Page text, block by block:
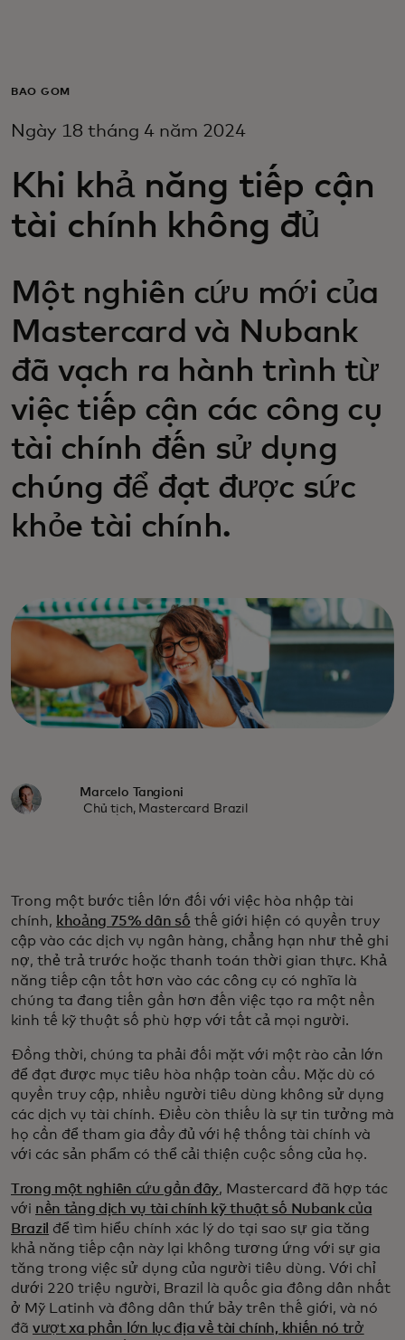
Dành cho doanh nghiệp
Dành cho nhà đổi mới
BAO GỒM
Ngày 18 tháng 4 năm 2024
Khi khả năng tiếp cận
tài chính không đủ
Một nghiên cứu mới của
Mastercard và Nubank
đã vạch ra hành trình từ
việc tiếp cận các công cụ
tài chính đến sử dụng
chúng để đạt được sức
khỏe tài chính.
Marcelo Tangioni
Chủ tịch, Mastercard Brazil
Trong một bước tiến lớn đối với việc hòa nhập tài
chính, khoảng 75% dân số thế giới hiện có quyền truy
cập vào các dịch vụ ngân hàng, chẳng hạn như thẻ ghi
nợ, thẻ trả trước hoặc thanh toán thời gian thực. Khả
năng tiếp cận tốt hơn vào các công cụ có nghĩa là
chúng ta đang tiến gần hơn đến việc tạo ra một nền
kinh tế kỹ thuật số phù hợp với tất cả mọi người.
Đồng thời, chúng ta phải đối mặt với một rào cản lớn
để đạt được mục tiêu hòa nhập toàn cầu. Mặc dù có
quyền truy cập, nhiều người tiêu dùng không sử dụng
các dịch vụ tài chính. Điều còn thiếu là sự tin tưởng mà
họ cần để tham gia đầy đủ với hệ thống tài chính và
với các sản phẩm có thể cải thiện cuộc sống của họ.
Trong một nghiên cứu gần đây, Mastercard đã hợp tác
với nền tảng dịch vụ tài chính kỹ thuật số Nubank của
Brazil để tìm hiểu chính xác lý do tại sao sự gia tăng
khả năng tiếp cận này lại không tương ứng với sự gia
tăng trong việc sử dụng của người tiêu dùng. Với chỉ
dưới 220 triệu người, Brazil là quốc gia đông dân nhất
ở Mỹ Latinh và đông dân thứ bảy trên thế giới, và nó
đã vượt xa phần lớn lục địa về tài chính, khiến nó trở